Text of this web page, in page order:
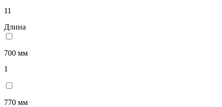
11
Длина
700 мм
1
770 мм